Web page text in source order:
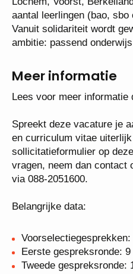
Zutphen, Lochem, Voorst,
Bronckhorst. Het totaal
en so) bedraagt 13.526.
onderwijs voor elk kind.
Meer informatie
Lees voor meer informatie
Spreekt deze vacature je
motivatie en curriculum
via het sollicitatieformulier
Baggerman via 088-
Belangrijke data:
Voorselectiegesprekken: